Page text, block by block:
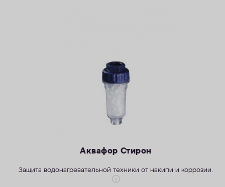
Аквафор Стирон
Защита водонагревательной техники от накипи и коррозии.